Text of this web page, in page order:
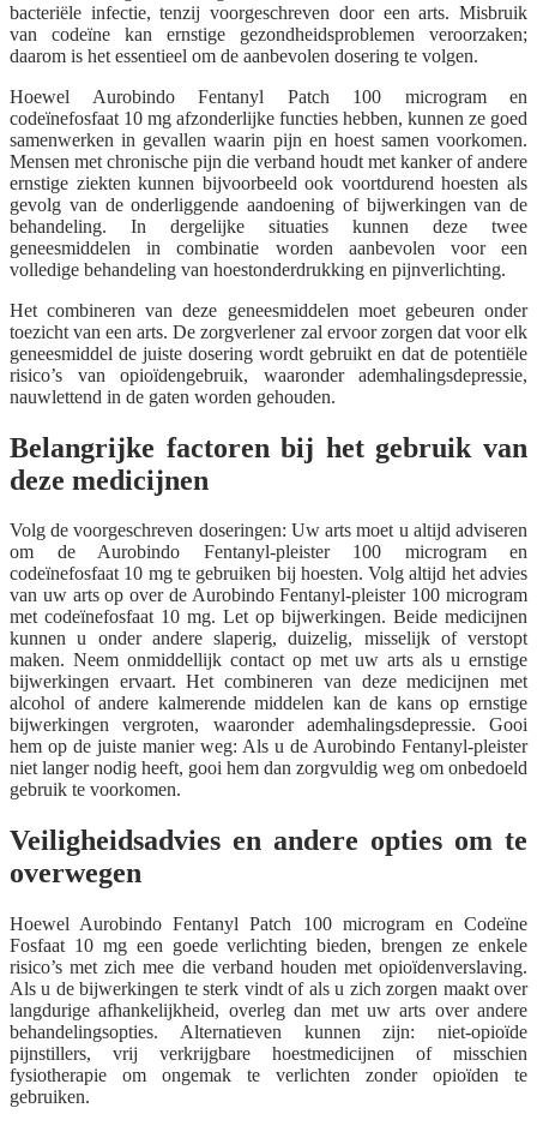
bacteriële infectie, tenzij voorgeschreven door een arts. Misbruik
van codeïne kan ernstige gezondheidsproblemen veroorzaken;
daarom is het essentieel om de aanbevolen dosering te volgen.
Hoewel Aurobindo Fentanyl Patch 100 microgram en
codeïnefosfaat 10 mg afzonderlijke functies hebben, kunnen ze goed
samenwerken in gevallen waarin pijn en hoest samen voorkomen.
Mensen met chronische pijn die verband houdt met kanker of andere
ernstige ziekten kunnen bijvoorbeeld ook voortdurend hoesten als
gevolg van de onderliggende aandoening of bijwerkingen van de
behandeling. In dergelijke situaties kunnen deze twee
geneesmiddelen in combinatie worden aanbevolen voor een
volledige behandeling van hoestonderdrukking en pijnverlichting.
Het combineren van deze geneesmiddelen moet gebeuren onder
toezicht van een arts. De zorgverlener zal ervoor zorgen dat voor elk
geneesmiddel de juiste dosering wordt gebruikt en dat de potentiële
risico’s van opioïdengebruik, waaronder ademhalingsdepressie,
nauwlettend in de gaten worden gehouden.
Belangrijke factoren bij het gebruik van
deze medicijnen
Volg de voorgeschreven doseringen: Uw arts moet u altijd adviseren
om de Aurobindo Fentanyl-pleister 100 microgram en
codeïnefosfaat 10 mg te gebruiken bij hoesten. Volg altijd het advies
van uw arts op over de Aurobindo Fentanyl-pleister 100 microgram
met codeïnefosfaat 10 mg. Let op bijwerkingen. Beide medicijnen
kunnen u onder andere slaperig, duizelig, misselijk of verstopt
maken. Neem onmiddellijk contact op met uw arts als u ernstige
bijwerkingen ervaart. Het combineren van deze medicijnen met
alcohol of andere kalmerende middelen kan de kans op ernstige
bijwerkingen vergroten, waaronder ademhalingsdepressie. Gooi
hem op de juiste manier weg: Als u de Aurobindo Fentanyl-pleister
niet langer nodig heeft, gooi hem dan zorgvuldig weg om onbedoeld
gebruik te voorkomen.
Veiligheidsadvies en andere opties om te
overwegen
Hoewel Aurobindo Fentanyl Patch 100 microgram en Codeïne
Fosfaat 10 mg een goede verlichting bieden, brengen ze enkele
risico’s met zich mee die verband houden met opioïdenverslaving.
Als u de bijwerkingen te sterk vindt of als u zich zorgen maakt over
langdurige afhankelijkheid, overleg dan met uw arts over andere
behandelingsopties. Alternatieven kunnen zijn: niet-opioïde
pijnstillers, vrij verkrijgbare hoestmedicijnen of misschien
fysiotherapie om ongemak te verlichten zonder opioïden te
gebruiken.